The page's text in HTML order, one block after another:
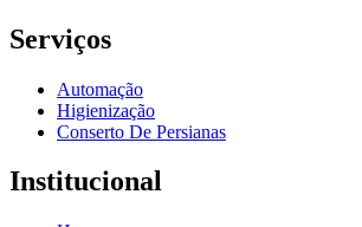
Serviços
Automação
Higienização
Conserto De Persianas
Institucional